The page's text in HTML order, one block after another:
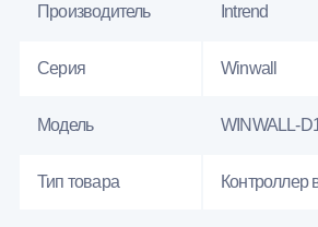
Производитель Intrend
Серия Winwall
Модель WINWALL-
Тип товара Контроллер